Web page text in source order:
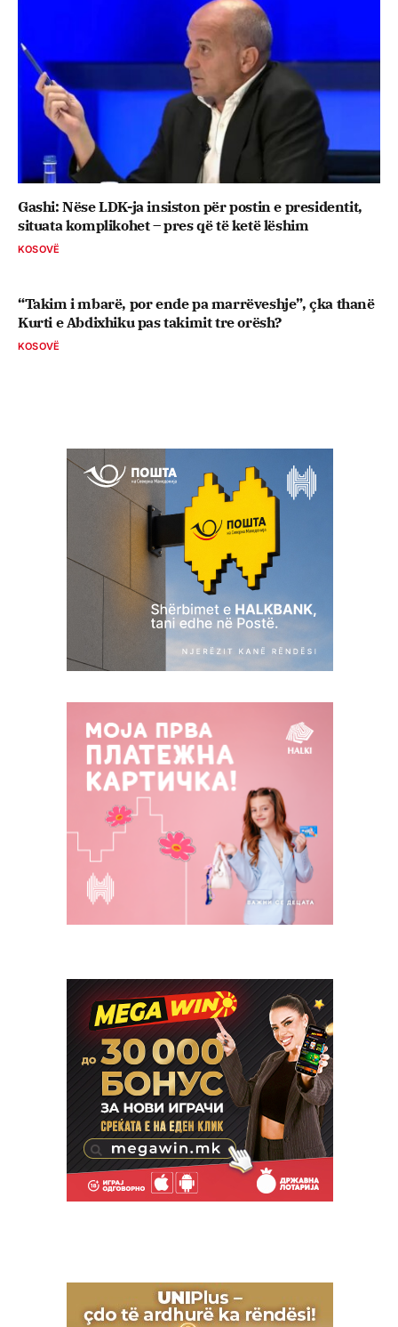
Gashi: Nëse LDK-ja insiston për postin e presidentit,
situata komplikohet – pres që të ketë lëshim
KOSOVË
“Takim i mbarë, por ende pa marrëveshje”, çka thanë
Kurti e Abdixhiku pas takimit tre orësh?
KOSOVË